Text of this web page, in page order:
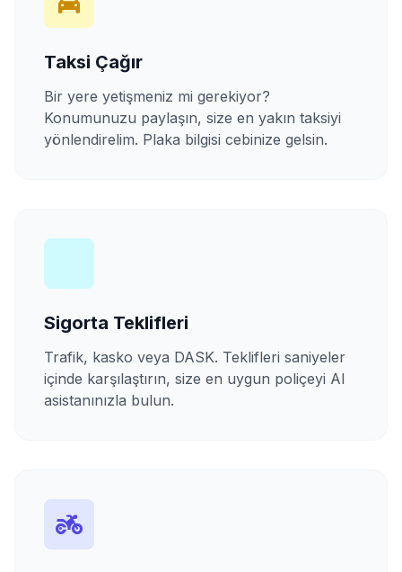
Taksi Çağır
Bir yere yetişmeniz mi gerekiyor?
Konumunuzu paylaşın, size en yakın taksiyi
yönlendirelim. Plaka bilgisi cebinize gelsin.
Sigorta Teklifleri
Trafik, kasko veya DASK. Teklifleri saniyeler
içinde karşılaştırın, size en uygun poliçeyi AI
asistanınızla bulun.